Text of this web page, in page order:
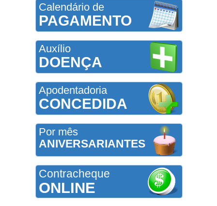
Calendário de
PAGAMENTO
Auxílio
DOENÇA
Apodentadoria
CONCEDIDA
Por mês
ANIVERSARIANTES
Contracheque
ONLINE